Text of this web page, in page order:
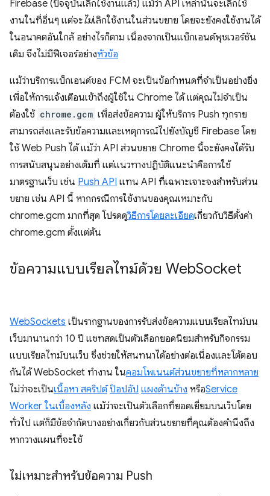
Firebase (ปัจจุบันเลิกใช้งานแล้ว) แม้ว่า API เหล่านั้นจะเลิกใช้
งานในที่อื่นๆ แต่จะไม่เลิกใช้งานในส่วนขยาย โดยจะยังคงใช้งานได้
ในอนาคตอันใกล้ อย่างไรก็ตาม เนื่องจากเป็นแบ็กเอนด์พุชเวอร์ชัน
เดิม จึงไม่มีฟีเจอร์อย่างหัวข้อ
แม้ว่าบริการแบ็กเอนด์ของ FCM จะเป็นข้อกำหนดที่จำเป็นอย่างยิ่ง
เพื่อให้การแจ้งเตือนเข้าถึงผู้ใช้ใน Chrome ได้ แต่คุณไม่จำเป็น
ต้องใช้ chrome.gcm เพื่อส่งข้อความ ผู้ให้บริการ Push ทุกราย
สามารถส่งและรับข้อความและเหตุการณ์ไปยังบัญชี Firebase โดย
ใช้ Web Push ได้ แม้ว่า API ส่วนขยาย Chrome นี้จะยังคงได้รับ
การสนับสนุนอย่างเต็มที่ แต่แนวทางปฏิบัติแนะนำคือการใช้
มาตรฐานเว็บ เช่น Push API แทน API ที่เฉพาะเจาะจงสำหรับส่วน
ขยาย เช่น API นี้ หากกรณีการใช้งานของคุณเหมาะกับ
chrome.gcm มากที่สุด โปรดดูวิธีการโดยละเอียดเกี่ยวกับวิธีตั้งค่า
chrome.gcm ตั้งแต่ต้น
ข้อความแบบเรียลไทม์ด้วย WebSocket
WebSockets เป็นรากฐานของการรับส่งข้อความแบบเรียลไทม์บน
เว็บมานานกว่า 10 ปี แชทสดเป็นตัวเลือกยอดนิยมสำหรับกิจกรรม
แบบเรียลไทม์บนเว็บ ซึ่งช่วยให้สนทนาได้อย่างต่อเนื่องและโต้ตอบ
กันได้ WebSocket ทำงาน ในคอมโพเนนต์ส่วนขยายที่หลากหลาย
ไม่ว่าจะเป็นเนื้อหา สคริปต์ ป๊อปอัป แผงด้านข้าง หรือService
Worker ในเบื้องหลัง แม้ว่าจะเป็นตัวเลือกที่ยอดเยี่ยมบนเว็บโดย
ทั่วไป แต่ก็มีข้อจำกัดบางอย่างเกี่ยวกับส่วนขยายที่คุณต้องคำนึงถึง
หากวางแผนที่จะใช้
ไม่เหมาะสำหรับข้อความ Push